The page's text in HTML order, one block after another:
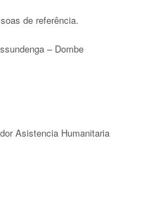
de referência.
– Dombe
Asistencia Humanitaria